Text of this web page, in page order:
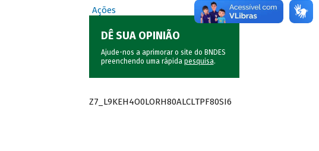
Ações
DÊ SUA OPINIÃO
Ajude-nos a aprimorar o site do BNDES
preenchendo uma rápida pesquisa.
Z7_L9KEH4O0LORH80ALCLTPF80SI6